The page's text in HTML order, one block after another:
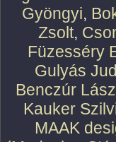
Gyöngyi,
Zsolt,
Füzesséry
Gulyás
Benczúr
Kauker
MAAK